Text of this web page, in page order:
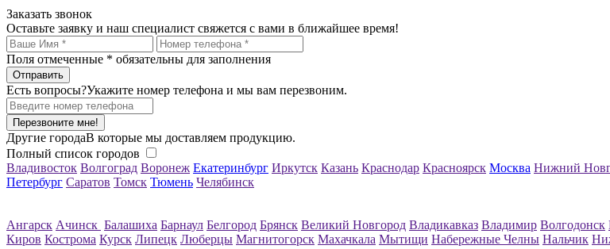
Заказать звонок
Оставьте заявку и наш специалист свяжется с вами в ближайшее время!
Поля отмеченные * обязательны для заполнения
Есть вопросы?Укажите номер телефона и мы вам перезвоним.
Перезвоните мне!
Другие городаВ которые мы доставляем продукцию.
Полный список городов
Владивосток Волгоград Воронеж Екатеринбург Иркутск Казань Краснодар Красноярск Москва Нижний
Петербург Саратов Томск Тюмень Челябинск
Ангарск Ачинск Балашиха Барнаул Белгород Брянск Великий Новгород Владикавказ Владимир Волгодонск
Киров Кострома Курск Липецк Люберцы Магнитогорск Махачкала Мытищи Набережные Челны Нальчик